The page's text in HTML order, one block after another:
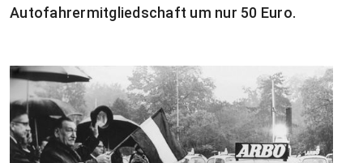
Autofahrermitgliedschaft um nur 50 Euro.